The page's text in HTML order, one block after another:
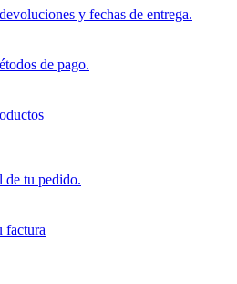
y fechas de entrega.
de pago.
de tu pedido.
factura